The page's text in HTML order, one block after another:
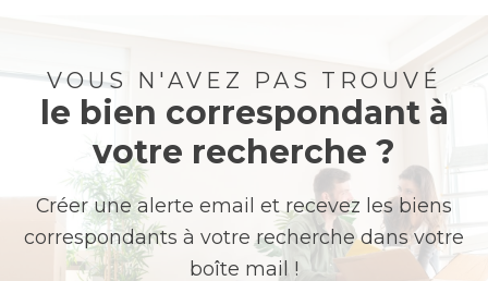
VOUS N'AVEZ PAS TROUVÉ
le bien correspondant à
votre recherche ?
Créer une alerte email et recevez les biens
correspondants à votre recherche dans votre
boîte mail !